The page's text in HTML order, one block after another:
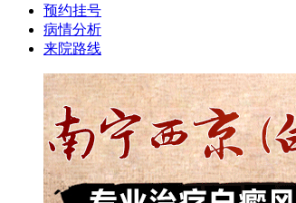
预约挂号
病情分析
来院路线